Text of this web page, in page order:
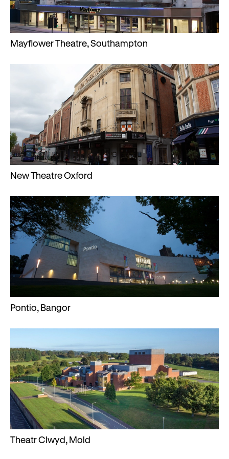
Rhoddion mewn Ewyllysiau
Mayflower Theatre, Southampton
New Theatre Oxford
Pontio, Bangor
Theatr Clwyd, Mold